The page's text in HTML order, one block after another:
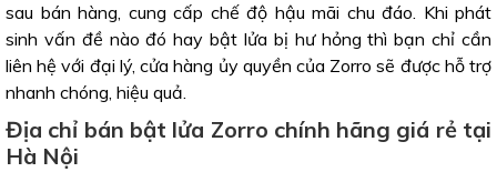
sau bán hàng, cung cấp chế độ hậu mãi chu đáo. Khi phát
sinh vấn đề nào đó hay bật lửa bị hư hỏng thì bạn chỉ cần
liên hệ với đại lý, cửa hàng ủy quyền của Zorro sẽ được hỗ trợ
nhanh chóng, hiệu quả.
Địa chỉ bán bật lửa Zorro chính hãng giá rẻ tại
Hà Nội